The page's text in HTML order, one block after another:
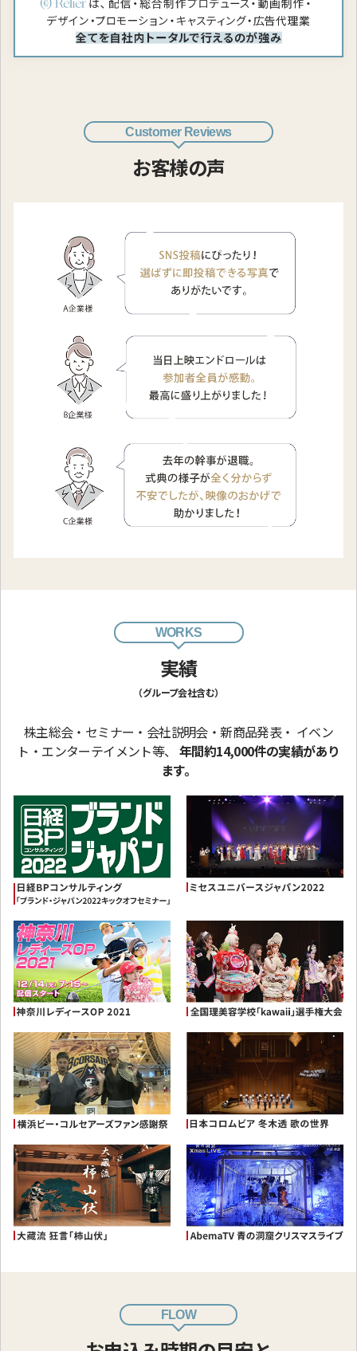
Customer Reviews
お客様の声
WORKS
実績
（グループ会社含む）
株主総会・セミナー・会社説明会・新商品発表・ イベン
ト・エンターテイメント等、 年間約14,000件の実績があり
ます。
FLOW